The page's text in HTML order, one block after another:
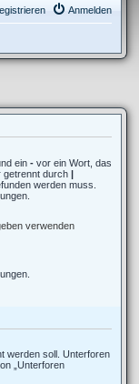
Anmelden
ein - vor ein Wort, das
getrennt durch |
werden muss.
verwenden
werden soll. Unterforen
„Unterforen